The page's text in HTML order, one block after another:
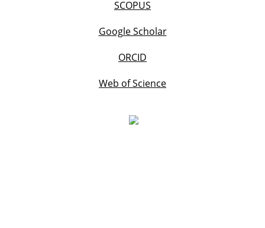
SCOPUS
Google Scholar
ORCID
Web of Science